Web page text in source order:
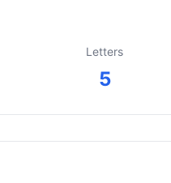
Letters
5